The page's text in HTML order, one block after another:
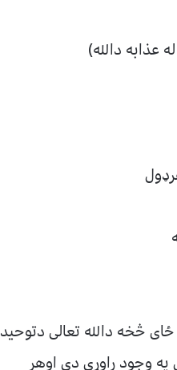
عذابه دالله)
څخه دالله تعالی دتوحید
وجود راوړی دی اوهر